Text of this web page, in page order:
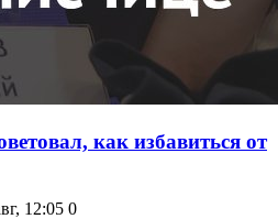
как избавиться от
12:05 0